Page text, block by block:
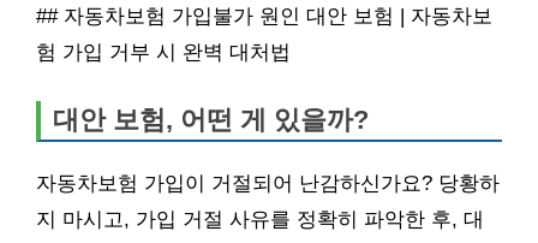
## 자동차보험 가입불가 원인 대안 보험 | 자동차보
험 가입 거부 시 완벽 대처법
대안 보험, 어떤 게 있을까?
자동차보험 가입이 거절되어 난감하신가요? 당황하
지 마시고, 가입 거절 사유를 정확히 파악한 후, 대